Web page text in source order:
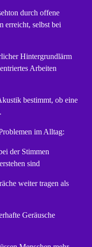
durch offene
erreicht, selbst bei
Hintergrundlärm
Arbeiten
bestimmt, ob eine
im Alltag:
der Stimmen
sind
weiter tragen als
Geräusche